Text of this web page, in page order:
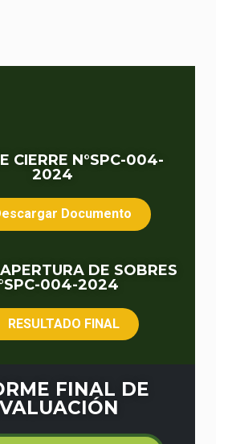
CIERRE N°SPC-004-
2024
Documento
DE SOBRES
004-2024
RESULTADO FINAL
FINAL DE